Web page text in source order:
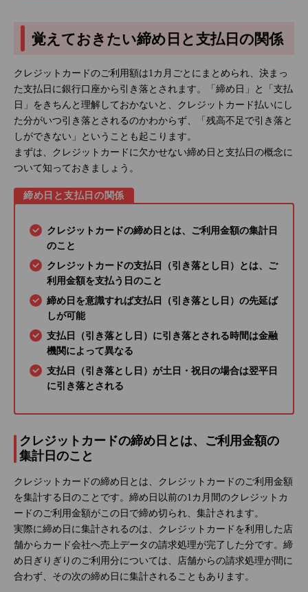
覚えておきたい締め日と支払日の関係
クレジットカードのご利用額は1カ月ごとにまとめられ、決まっ
た支払日に銀行口座から引き落とされます。「締め日」と「支払
日」をきちんと理解しておかないと、クレジットカード払いにし
た分がいつ引き落とされるのかわからず、「残高不足で引き落と
しができない」ということも起こります。
まずは、クレジットカードに欠かせない締め日と支払日の概念に
ついて知っておきましょう。
締め日と支払日の関係
クレジットカードの締め日とは、ご利用金額の集計日
のこと
クレジットカードの支払日（引き落とし日）とは、ご
利用金額を支払う日のこと
締め日を意識すれば支払日（引き落とし日）の先延ば
しが可能
支払日（引き落とし日）に引き落とされる時間は金融
機関によって異なる
支払日（引き落とし日）が土日・祝日の場合は翌平日
に引き落とされる
クレジットカードの締め日とは、ご利用金額の
集計日のこと
クレジットカードの締め日とは、クレジットカードのご利用金額
を集計する日のことです。締め日以前の1カ月間のクレジットカ
ードのご利用金額がこの日で締め切られ、集計されます。
実際に締め日に集計されるのは、クレジットカードを利用した店
舗からカード会社へ売上データの請求処理が完了した分です。締
め日ぎりぎりのご利用分については、店舗からの請求処理が間に
合わず、その次の締め日に集計されることもあります。